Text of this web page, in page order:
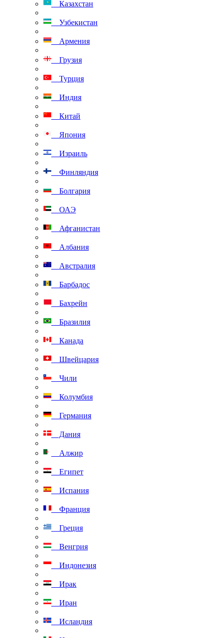
Казахстан
Узбекистан
Армения
Грузия
Турция
Индия
Китай
Япония
Израиль
Финляндия
Болгария
ОАЭ
Афганистан
Албания
Австралия
Барбадос
Бахрейн
Бразилия
Канада
Швейцария
Чили
Колумбия
Германия
Дания
Алжир
Египет
Испания
Франция
Греция
Венгрия
Индонезия
Ирак
Иран
Исландия